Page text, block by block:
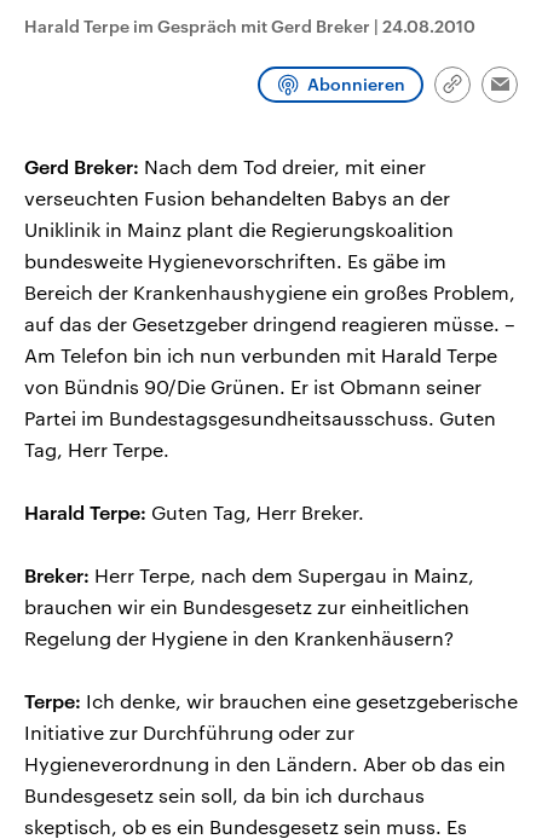
Bundesland von einer Koalition aus
Wahlprogramme, aktuelle Berichte
und Hintergründe zu den Parteien
mit großem Einfluss auf
Programm Podcasts
Audio-Archiv
Harald Terpe im Gespräch mit Gerd Breker | 24.08.2010
Abonnieren
Link
Gerd Breker: Nach dem Tod dreier, mit einer
verseuchten Fusion behandelten Babys an der
Uniklinik in Mainz plant die Regierungskoalition
bundesweite Hygienevorschriften. Es gäbe im
Bereich der Krankenhaushygiene ein großes Problem,
auf das der Gesetzgeber dringend reagieren müsse. –
Am Telefon bin ich nun verbunden mit Harald Terpe
von Bündnis 90/Die Grünen. Er ist Obmann seiner
Partei im Bundestagsgesundheitsausschuss. Guten
Tag, Herr Terpe.
Harald Terpe: Guten Tag, Herr Breker.
Breker: Herr Terpe, nach dem Supergau in Mainz,
brauchen wir ein Bundesgesetz zur einheitlichen
Regelung der Hygiene in den Krankenhäusern?
Terpe: Ich denke, wir brauchen eine gesetzgeberische
Initiative zur Durchführung oder zur
Hygieneverordnung in den Ländern. Aber ob das ein
Bundesgesetz sein soll, da bin ich durchaus
skeptisch, ob es ein Bundesgesetz sein muss. Es